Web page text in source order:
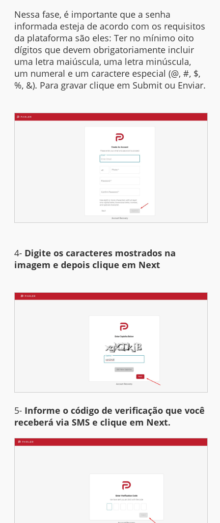
Nessa fase, é importante que a senha
informada esteja de acordo com os requisitos
da plataforma são eles: Ter no mínimo oito
dígitos que devem obrigatoriamente incluir
uma letra maiúscula, uma letra minúscula,
um numeral e um caractere especial (@, #, $,
%, &). Para gravar clique em Submit ou Enviar.
4- Digite os caracteres mostrados na
imagem e depois clique em Next
5- Informe o código de verificação que você
receberá via SMS e clique em Next.